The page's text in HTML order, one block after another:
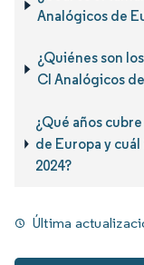
Analógicos de
¿Quiénes son
CI Analógicos
¿Qué años
de Europa y
2024?
Última